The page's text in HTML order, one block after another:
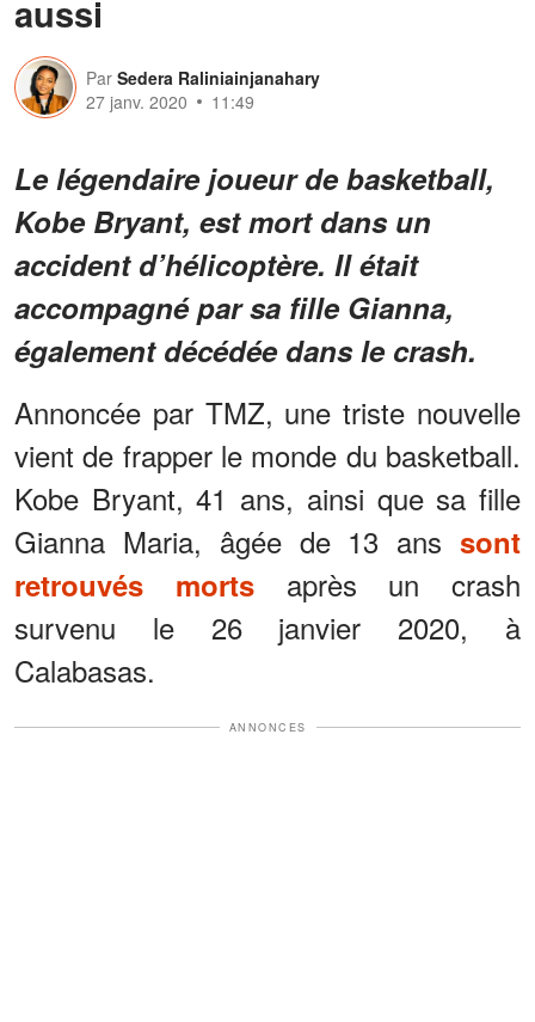
aussi
Par Sedera Raliniainjanahary
27 janv. 2020
11:49
Le légendaire joueur de basketball,
Kobe Bryant, est mort dans un
accident d’hélicoptère. Il était
accompagné par sa fille Gianna,
également décédée dans le crash.
Annoncée par TMZ, une triste nouvelle
vient de frapper le monde du basketball.
Kobe Bryant, 41 ans, ainsi que sa fille
Gianna Maria, âgée de 13 ans sont
retrouvés mortsaprès un crash
survenu le 26 janvier 2020, à
Calabasas.
ANNONCES